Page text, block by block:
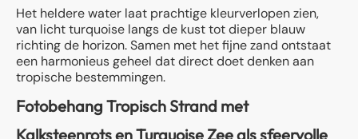
Het heldere water laat prachtige kleurverlopen zien,
van licht turquoise langs de kust tot dieper blauw
richting de horizon. Samen met het fijne zand ontstaat
een harmonieus geheel dat direct doet denken aan
tropische bestemmingen.
Fotobehang Tropisch Strand met
Kalksteenrots en Turquoise Zee als sfeervolle